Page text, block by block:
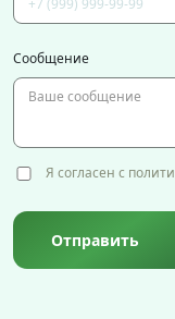
Сообщение
Я согласен с
Отправить